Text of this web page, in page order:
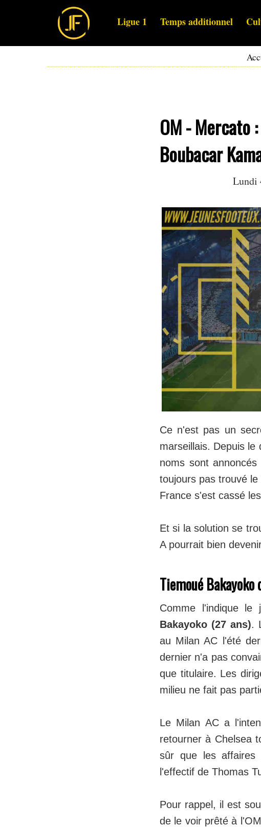
Ligue 1 Temps additionnel
OM - Mercato
Boubacar
Lundi
Ce n'est pas un
marseillais. Depuis le
noms sont
toujours pas trouvé
France s'est cassé
Et si la solution se
A pourrait bien
Tiemoué
Comme l'indique le
Bakayoko (27 ans).
au Milan AC l'été
dernier n'a pas
que titulaire. Les
milieu ne fait pas
Le Milan AC a
retourner à Chelsea
sûr que les affaires
l'effectif de Thomas
Pour rappel, il est
de le voir prêté à